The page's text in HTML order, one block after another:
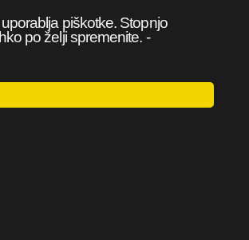
piškotke. Stopnjo
po želji spremenite. -